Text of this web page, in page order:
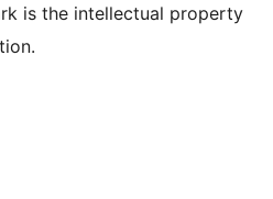
is the intellectual property